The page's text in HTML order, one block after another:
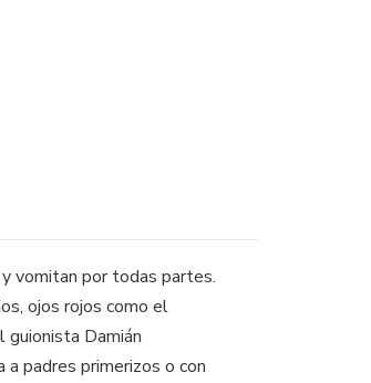
vomitan por todas partes.
ojos rojos como el
guionista Damián
padres primerizos o con